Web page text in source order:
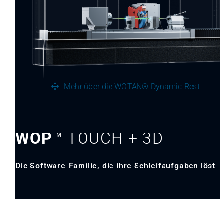
Mehr über die WOTAN® Dynamic Rest
WOP™ TOUCH + 3D
Die Software-Familie, die ihre Schleifaufgaben löst